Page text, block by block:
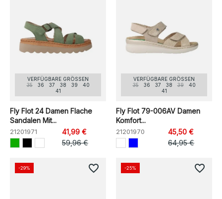
VERFÜGBARE GRÖSSEN
35
36 37 38 39
40
41
Fly Flot 24 Damen Flache
Sandalen Mit...
21201971
41,99 €
59,96 €
VERFÜGBARE GRÖSSEN
35
36 37 38 39
40
41
Fly Flot 79-006AV Damen
Komfort...
21201970
45,50 €
64,95 €
-29% favorite_border -25% favorite_border